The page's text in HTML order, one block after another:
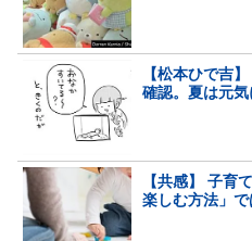
【松本ひで吉
確認。夏は元
【共感】 子育
楽しむ方法」